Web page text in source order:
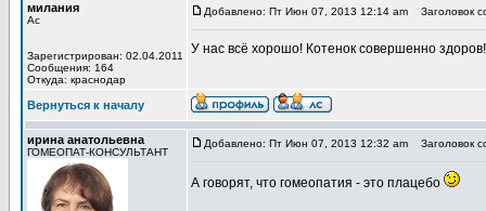
милания
Ас
Зарегистрирован: 02.04.2011
Сообщения: 164
Откуда: краснодар
Добавлено: Пт Июн 07, 2013 12:14 am Заголовок
У нас всё хорошо! Котенок совершенно
Вернуться к началу
ирина анатольевна
ГОМЕОПАТ-КОНСУЛЬТАНТ
Добавлено: Пт Июн 07, 2013 12:32 am Заголовок
А говорят, что гомеопатия - это плацебо